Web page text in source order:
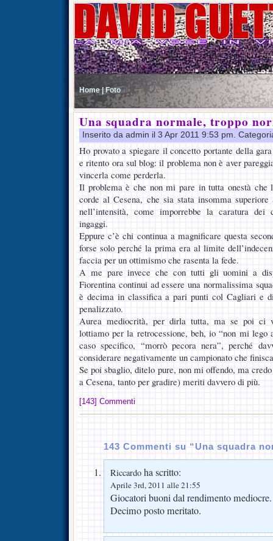
Home | Foto
Una squadra normale, troppo
Inserito da admin il 3 Apr 2011 9:53 pm.
Ho provato a spiegare il concetto portante della
e ritento ora sul blog: il problema non è aver
vincerla come perderla.
Il problema è che non mi pare in tutta onestà che
corde al Cesena, che sia stata insomma
nell’intensità, come imporrebbe la caratura
ingaggi.
Eppure c’è chi continua a magnificare questa
forse solo perché la prima era al limite
faccia per un ottimismo che rasenta la fede.
A me pare invece che con tutti gli uomini a
Fiorentina continui ad essere una normalissima
è decima in classifica a pari punti col Cagliari e
penalizzato.
Aurea mediocrità, per dirla tutta, ma se poi ci
lottiamo per la retrocessione, beh, io “non mi lego
caso specifico, “morrò pecora nera”, perché
considerare negativamente un campionato che
Se poi sbaglio, ditelo pure, non mi offendo, ma
a Cesena, tanto per gradire) meriti davvero di più.
[143] Commenti
143 Commenti su “Una squadra
Riccardo ha scritto:
Aprile 3rd, 2011 alle 21:55
Giocatori buoni dal rendimento mediocre.
Decimo posto meritato.